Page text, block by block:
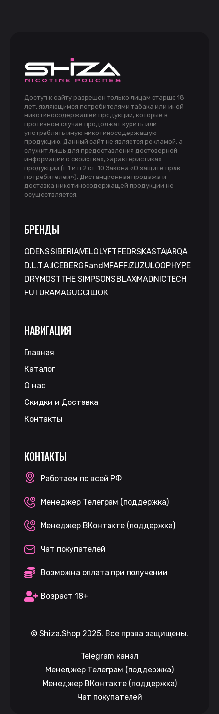
Доступ к сайту разрешен только лицам старше 18
лет, являющимся потребителями табака или иной
никотиносодержащей продукции, которые в
противном случае продолжат курить или
употреблять иную никотиносодержащую
продукцию. Данный сайт не является рекламой, а
служит лишь для предоставления достоверной
информации о свойствах, характеристиках
продукции (п.1 и п.2 ст. 10 Закона «О защите прав
потребителей»). Дистанционная продажа и
доставка никотиносодержащей продукции не
осуществляется.
БРЕНДЫ
ODENSSIBERIAVELO LYFT FEDRS KASTAARQA
D.L.T.A. ICEBERG RandM FAFF.ZUZU LOOPHYPE
DRYMOSTTHE SIMPSONS BLAXMAD NICTECH
FUTURAMAGUCCI ШОК
НАВИГАЦИЯ
Главная
Каталог
О нас
Скидки и Доставка
Контакты
КОНТАКТЫ
Работаем по всей РФ
Менеджер Телеграм (поддержка)
Менеджер ВКонтакте (поддержка)
Чат покупателей
Возможна оплата при получении
Возраст 18+
© Shiza.Shop 2025. Все права защищены.
Telegram канал
Менеджер Телеграм (поддержка)
Менеджер ВКонтакте (поддержка)
Чат покупателей